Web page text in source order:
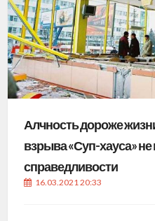
Алчность дороже
взрыва «Суп-хауса»
справедливости
16.03.2021 20:33